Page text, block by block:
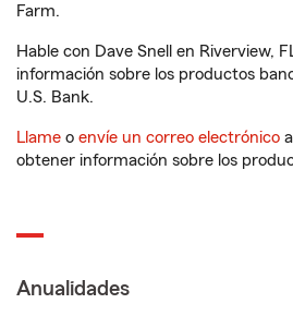
Farm.
Hable con Dave Snell en Riverview,
información sobre los productos
U.S. Bank.
Llame o envíe un correo electrónico
obtener información sobre los
Anualidades